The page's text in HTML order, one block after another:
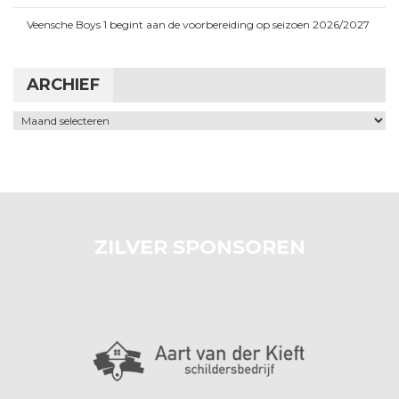
Veensche Boys 1 begint aan de voorbereiding op seizoen 2026/2027
ARCHIEF
Archief
ZILVER SPONSOREN